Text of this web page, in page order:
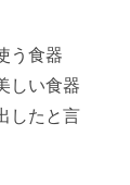
う食器
しい食器
したと言